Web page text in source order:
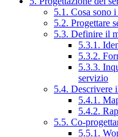
5.1. Cosa sono
5.2. Progettare
5.3. Definire il
5.3.1.
5.3.2.
5.3.3.
servizio
5.4. Descrivere
5.4.1.
5.4.2.
5.5. Co-
5.5.1.